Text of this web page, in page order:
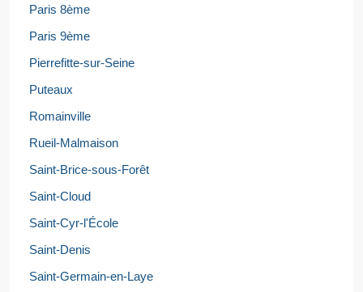
Paris 8ème
Paris 9ème
Pierrefitte-sur-Seine
Puteaux
Romainville
Rueil-Malmaison
Saint-Brice-sous-Forêt
Saint-Cloud
Saint-Cyr-l'École
Saint-Denis
Saint-Germain-en-Laye